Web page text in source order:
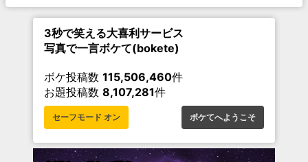
3秒で笑える大喜利サービス
写真で一言ボケて(bokete)
ボケ投稿数 115,506,460件
お題投稿数 8,107,281件
セーフモード オン ボケてへようこそ